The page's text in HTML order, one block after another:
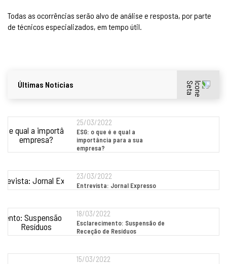
Últimas Notícias
25/03/2022
ESG: o que é e qual a
importância para a sua
empresa?
23/03/2022
Entrevista: Jornal Expresso
18/03/2022
Esclarecimento: Suspensão de
Receção de Resíduos
15/03/2022
Todas as ocorrências serão alvo de análise e resposta, por parte
de técnicos especializados, em tempo útil.